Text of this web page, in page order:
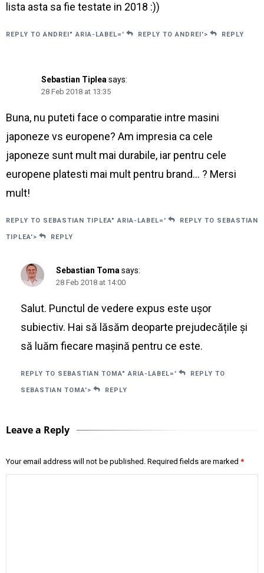
lista asta sa fie testate in 2018 :))
REPLY TO ANDREI" ARIA-LABEL=' REPLY TO ANDREI'> REPLY
Sebastian Tiplea says:
28 Feb 2018 at 13:35
Buna, nu puteti face o comparatie intre masini
japoneze vs europene? Am impresia ca cele
japoneze sunt mult mai durabile, iar pentru cele
europene platesti mai mult pentru brand… ? Mersi
mult!
REPLY TO SEBASTIAN TIPLEA" ARIA-LABEL=' REPLY TO SEBASTIAN
TIPLEA'> REPLY
Sebastian Toma says:
28 Feb 2018 at 14:00
Salut. Punctul de vedere expus este ușor
subiectiv. Hai să lăsăm deoparte prejudecățile și
să luăm fiecare mașină pentru ce este.
REPLY TO SEBASTIAN TOMA" ARIA-LABEL=' REPLY TO
SEBASTIAN TOMA'> REPLY
Leave a Reply
Your email address will not be published. Required fields are marked *